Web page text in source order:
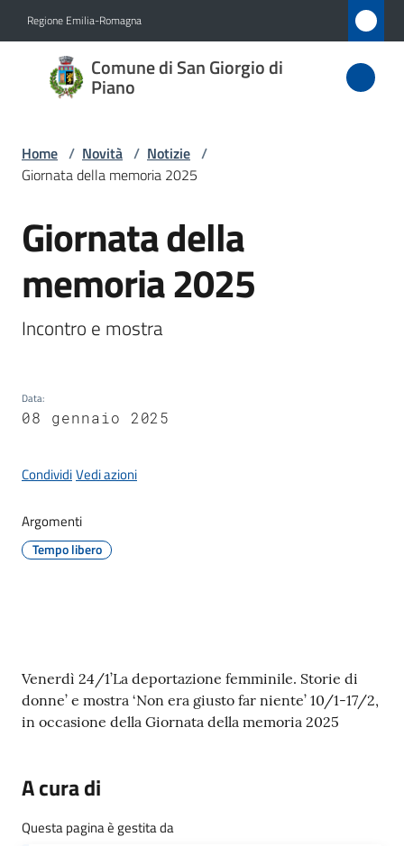
Regione Emilia-Romagna
Comune di San Giorgio di
Piano
Comune
di San
di Piano
Amministrazione
Menu selezionato
Servizi
San
Giorgio
b
o
P
t
r
Home / Novità / Notizie /
Giornata della memoria 2025
Salta al contenuto
Giornata della
memoria 2025
Incontro e mostra
Data:
08 gennaio 2025
CondividiVedi azioni
Argomenti
Tempo libero
Contenuto
Venerdì 24/1’La deportazione femminile. Storie di
donne’ e mostra ‘Non era giusto far niente’ 10/1-17/2,
in occasione della Giornata della memoria 2025
A cura di
Questa pagina è gestita da